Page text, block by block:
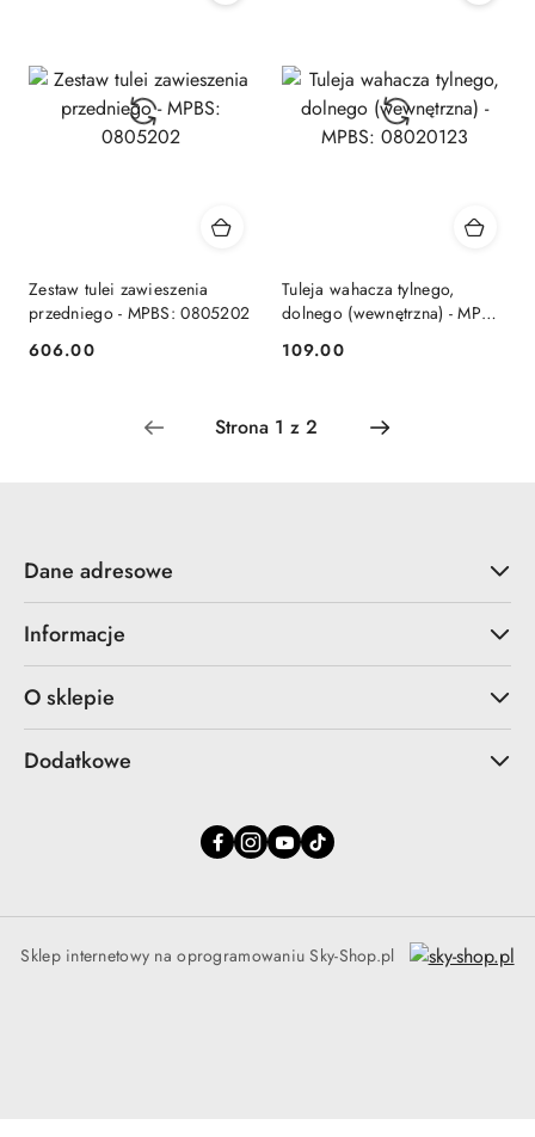
Zestaw tulei zawieszenia
przedniego - MPBS: 0805202
Cena:
606.00
Tuleja wahacza tylnego,
dolnego (wewnętrzna) - MPBS:
Cena:
109.00
Dane adresowe
Informacje
O sklepie
Dodatkowe
Sklep internetowy na oprogramowaniu Sky-Shop.pl